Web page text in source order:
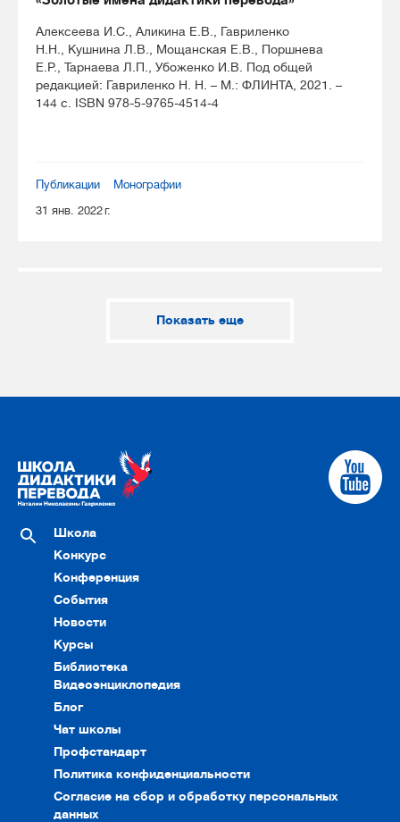
Алексеева И.С., Аликина Е.В., Гавриленко
Н.Н., Кушнина Л.В., Мощанская Е.В., Поршнева
Е.Р., Тарнаева Л.П., Убоженко И.В. Под общей
редакцией: Гавриленко Н. Н. – М.: ФЛИНТА, 2021. –
144 с. ISBN 978-5-9765-4514-4
Публикации
Монографии
31 янв. 2022 г.
Показать еще
Школа
Конкурс
Конференция
События
Новости
Курсы
Библиотека
Видеоэнциклопедия
Блог
Чат школы
Профстандарт
Политика конфиденциальности
Согласие на сбор и обработку персональных
данных